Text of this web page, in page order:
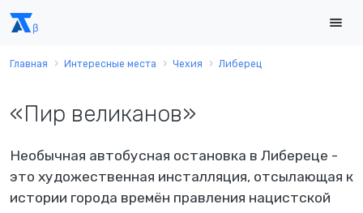
Главная Интересные места Чехия Либерец
«Пир великанов»
Необычная автобусная остановка в Либереце -
это художественная инсталляция, отсылающая к
истории города времён правления нацистской